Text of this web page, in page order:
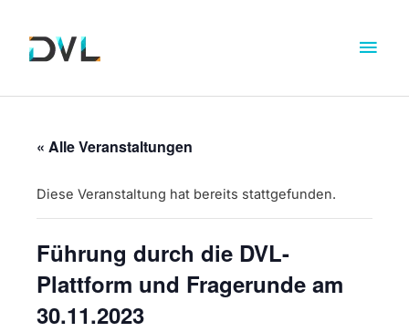
« Alle Veranstaltungen
Diese Veranstaltung hat bereits stattgefunden.
Führung durch die DVL-
Plattform und Fragerunde am
30.11.2023